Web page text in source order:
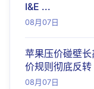
I&E ...
08月07日
苹果压价碰壁
价规则彻底反转
08月07日